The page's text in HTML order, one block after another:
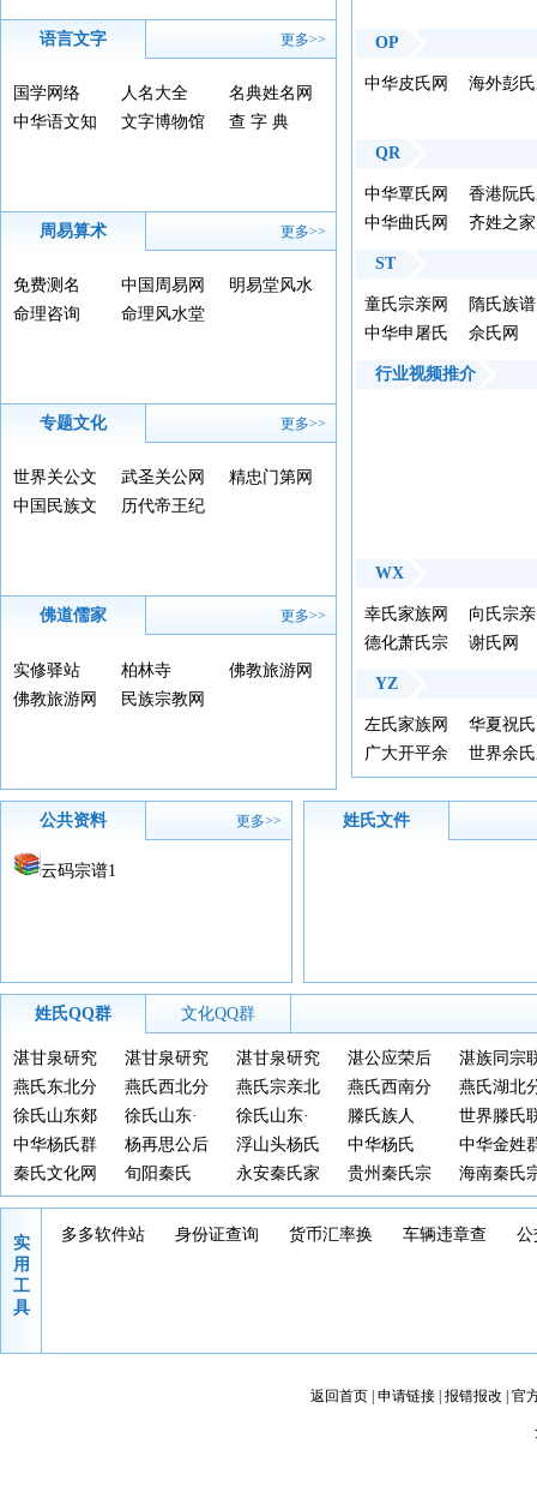
更多>>
语言文字
国学网络 人名大全
名典姓名网
中华语文知
文字博物馆 查 字 典
更多>>
周易算术
免费测名 中国周易网
明易堂风水
命理咨询
命理风水堂
更多>>
专题文化
世界关公文
化网
武圣关公网
精忠门第网
中国民族文
历代帝王纪
更多>>
佛道儒家
实修驿站 柏林寺
佛教旅游网
佛教旅游网
民族宗教网
OP
中华皮氏网
海外彭
QR
中华覃氏网
香港阮
亲会有
中华曲氏网 齐姓之家
ST
童氏宗亲网
隋氏族
中华申屠氏
网
佘氏网
行业视频推介
WX
幸氏家族网
向氏宗
德化萧氏宗
谢氏网
YZ
左氏家族网
华夏祝
广大开平余
氏风采堂
世界余
亲总会
更多>>
公共资料
云码宗谱1
姓氏文件
姓氏QQ群 文化QQ群
湛甘泉研究
会③渝黔蜀
湛甘泉研究
会②湘鄂豫
湛甘泉研究
会①赣粤桂
湛公应荣后
裔群
湛族同宗
谊会
燕氏东北分
群
燕氏西北分
群
燕氏宗亲北
京分群
燕氏西南分
群
燕氏湖北
群
徐氏山东郯
城
徐氏山东·
青岛
徐氏山东·
莒南
滕氏族人
（一）
世界滕氏
谊交流1群
中华杨氏群
杨再思公后
裔群
浮山头杨氏
族人交流群
中华杨氏
中华金姓
秦氏文化网
旬阳秦氏
（京祖）
永安秦氏家
族
贵州秦氏宗
亲联谊群
海南秦氏
亲
实
用
工
具
多多软件站 身份证查询
货币汇率换
车辆违章查
公
返回首页| 申请链接| 报错报改 官